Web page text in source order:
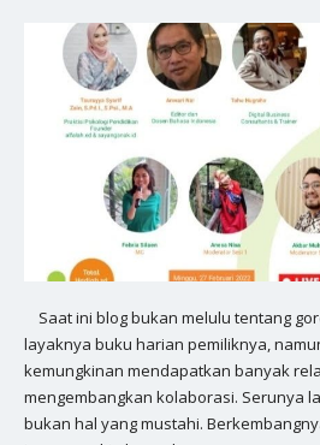
Saat ini blog bukan melulu tentang
layaknya buku harian pemiliknya,
kemungkinan mendapatkan banyak
mengembangkan kolaborasi. Serunya
bukan hal yang mustahi.